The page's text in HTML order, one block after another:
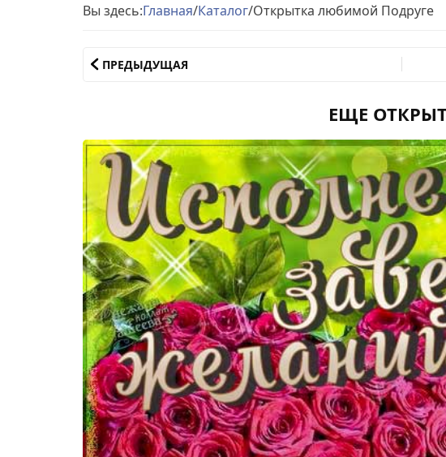
Вы здесь:Главная/Каталог/Открытка любимой Подруге
ПРЕДЫДУЩАЯ
ЕЩЕ